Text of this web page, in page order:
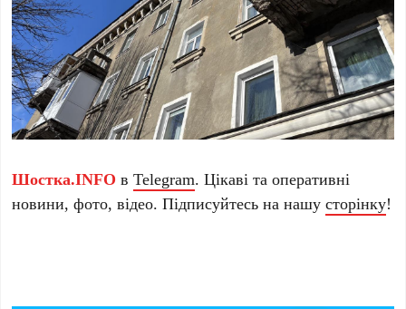
Шостка.INFO вTelegram. Цікаві та оперативні
новини, фото, відео. Підписуйтесь на нашусторінку!